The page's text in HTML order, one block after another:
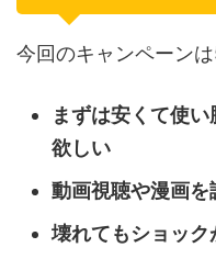
今回のキャンペーン
まずは安くて使
欲しい
動画視聴や漫画
壊れてもショッ